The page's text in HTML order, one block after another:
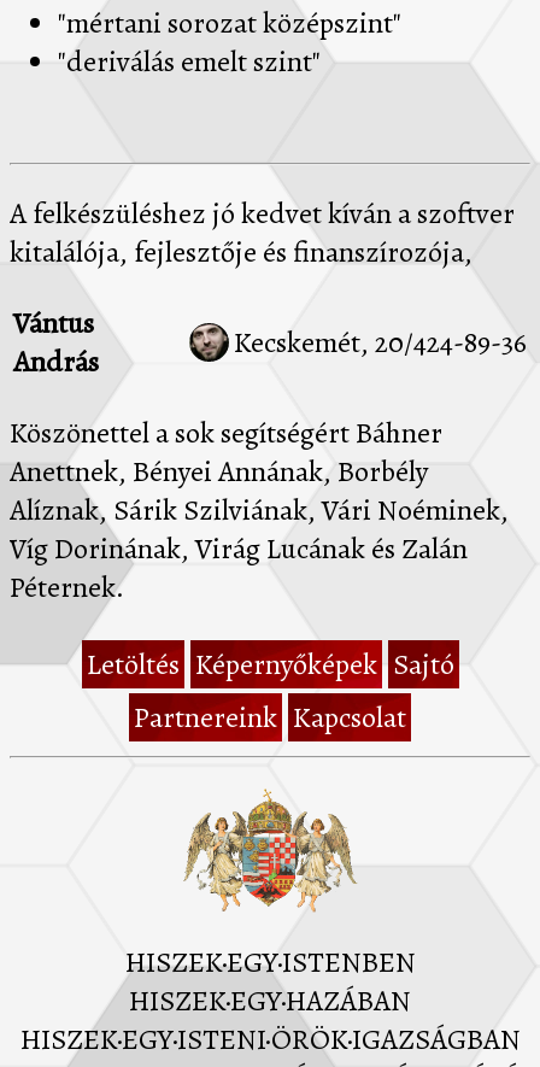
"mértani sorozat középszint"
"deriválás emelt szint"
A felkészüléshez jó kedvet kíván a szoftver
kitalálója, fejlesztője és finanszírozója,
Vántus
András
Kecskemét, 20/424-89-36
Köszönettel a sok segítségért Báhner
Anettnek, Bényei Annának, Borbély
Alíznak, Sárik Szilviának, Vári Noéminek,
Víg Dorinának, Virág Lucának és Zalán
Péternek.
Letöltés Képernyőképek Sajtó
Partnereink Kapcsolat
HISZEK·EGY·ISTENBEN
HISZEK·EGY·HAZÁBAN
HISZEK·EGY·ISTENI·ÖRÖK·IGAZSÁGBAN